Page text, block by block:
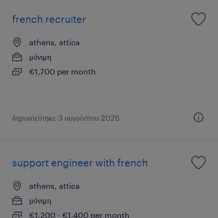
french recruiter
athens, attica
μόνιμη
€1,700 per month
δημοσιεύτηκε 3 αυγούστου 2026
support engineer with french
athens, attica
μόνιμη
€1,200 - €1,400 per month